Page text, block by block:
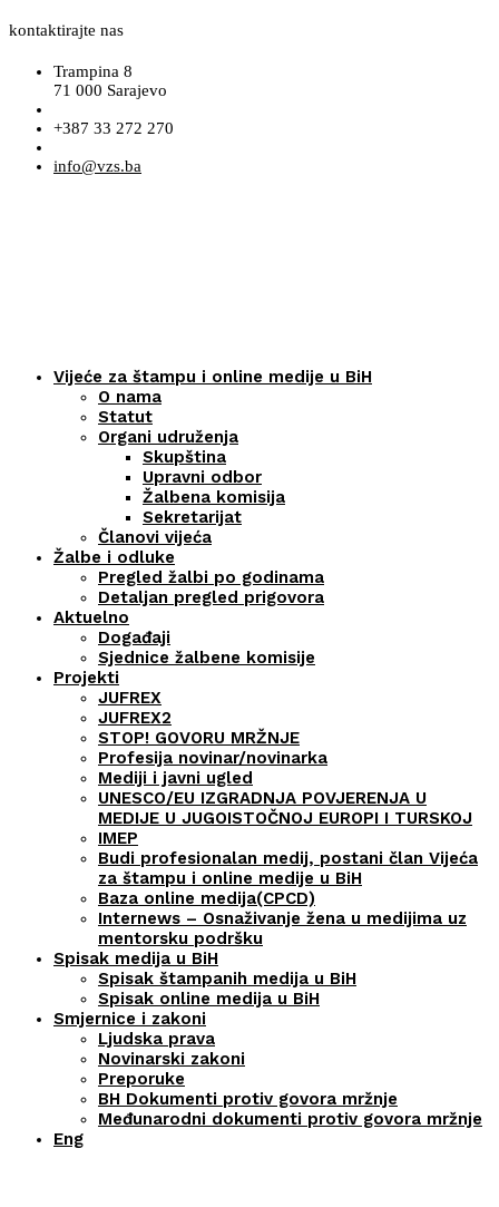
kontaktirajte nas
Trampina 8
71 000 Sarajevo
+387 33 272 270
info@vzs.ba
Vijeće za štampu i online medije u BiH
O nama
Statut
Organi udruženja
Skupština
Upravni odbor
Žalbena komisija
Sekretarijat
Članovi vijeća
Žalbe i odluke
Pregled žalbi po godinama
Detaljan pregled prigovora
Aktuelno
Događaji
Sjednice žalbene komisije
Projekti
JUFREX
JUFREX2
STOP! GOVORU MRŽNJE
Profesija novinar/novinarka
Mediji i javni ugled
UNESCO/EU IZGRADNJA POVJERENJA U
MEDIJE U JUGOISTOČNOJ EUROPI I TURSKOJ
IMEP
Budi profesionalan medij, postani član Vijeća
za štampu i online medije u BiH
Baza online medija(CPCD)
Internews – Osnaživanje žena u medijima uz
mentorsku podršku
Spisak medija u BiH
Spisak štampanih medija u BiH
Spisak online medija u BiH
Smjernice i zakoni
Ljudska prava
Novinarski zakoni
Preporuke
BH Dokumenti protiv govora mržnje
Međunarodni dokumenti protiv govora mržnje
Eng